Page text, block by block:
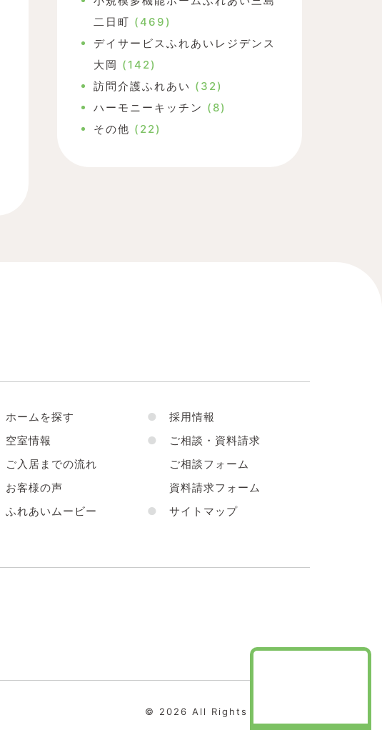
二日町 (469)
デイサービスふれあいレジデンス
大岡 (142)
訪問介護ふれあい (32)
ハーモニーキッチン (8)
その他 (22)
ホームを探す
空室情報
ご入居までの流れ
お客様の声
ふれあいムービー
●
採用情報
●
ご相談・資料請求
ご相談フォーム
資料請求フォーム
●
サイトマップ
© 2026 All Rights Reserved.